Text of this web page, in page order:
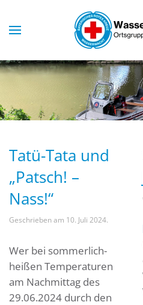
Skip to main content
Tatü-Tata und
„Patsch! –
Nass!“
Geschrieben am 10. Juli 2024.
Wer bei sommerlich-
heißen Temperaturen
am Nachmittag des
29.06.2024 durch den